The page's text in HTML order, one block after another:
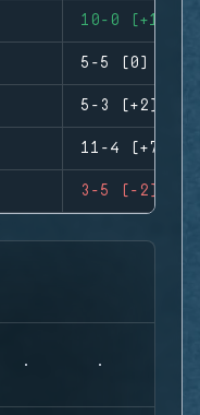
10-0 (+10)
5-5 (0)
5-3 (+2)
11-4 (+7)
3-5 (-2)